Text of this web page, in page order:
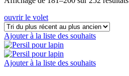
ouvrir le volet
Ajouter à la liste des souhaits
Ajouter à la liste des souhaits